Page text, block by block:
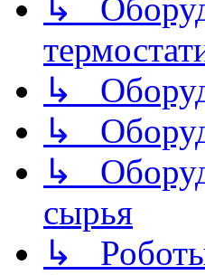
↳
↳
↳
↳
сырья
↳ Роботы